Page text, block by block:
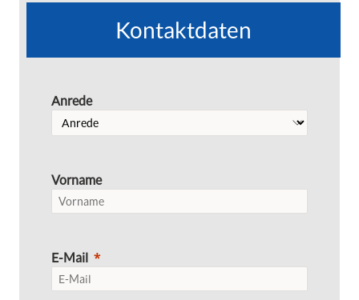
Kontaktdaten
Anrede
Vorname
E-Mail